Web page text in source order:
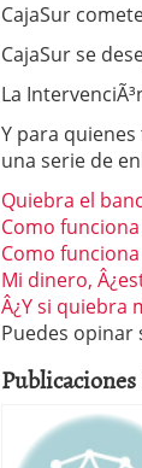
CajaSur
CajaSur se
La
Y para
una serie de
Quiebra el
Como
Como
Mi dinero,
Â¿Y si quiebra
Puedes opinar